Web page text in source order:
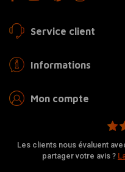
Service client
Informations
Mon compte
Les clients nous évaluent
partager votre avis ?